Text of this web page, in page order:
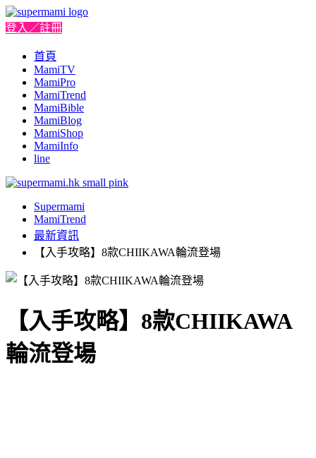
登入／註冊
首頁
MamiTV
MamiPro
MamiTrend
MamiBible
MamiBlog
MamiShop
MamiInfo
line
Supermami
MamiTrend
最新資訊
【入手攻略】8款CHIIKAWA輪流登場
【入手攻略】8款CHIIKAWA
輪流登場